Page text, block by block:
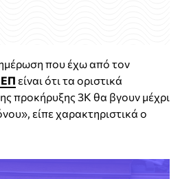
που έχω από τον
είναι ότι τα οριστικά
προκήρυξης 3Κ θα βγουν μέχρι
είπε χαρακτηριστικά ο